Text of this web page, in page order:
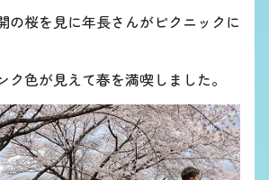
の桜を見に年長さんがピクニックに
ク色が見えて春を満喫しました。